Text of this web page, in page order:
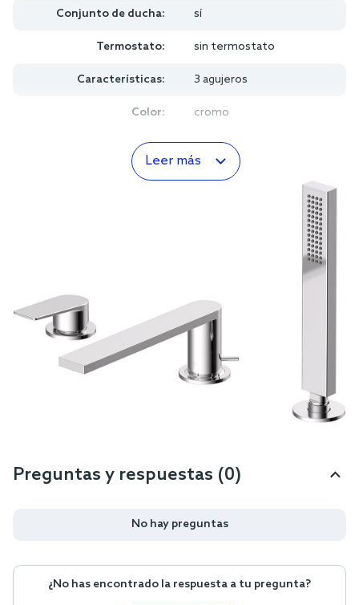
Conjunto de ducha: sí
Termostato: sin termostato
Características: 3 agujeros
Color: cromo
Leer más
Preguntas y respuestas (0)
No hay preguntas
¿No has encontrado la respuesta a tu pregunta?